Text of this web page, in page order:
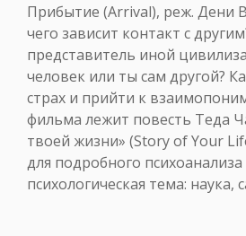
Прибытие (Arrival), реж. Дени
чего зависит контакт с
представитель иной
человек или ты сам другой?
страх и прийти к
фильма лежит повесть Теда
твоей жизни» (Story of Your
для подробного
психологическая тема: